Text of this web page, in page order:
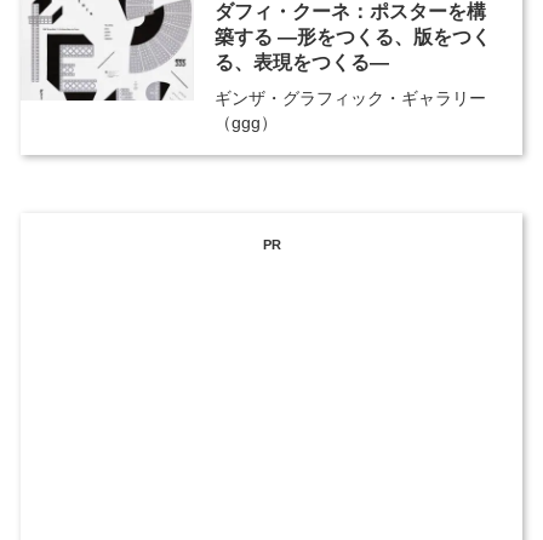
ダフィ・クーネ：ポスターを構
築する ―形をつくる、版をつく
る、表現をつくる―
ギンザ・グラフィック・ギャラリー
（ggg）
PR